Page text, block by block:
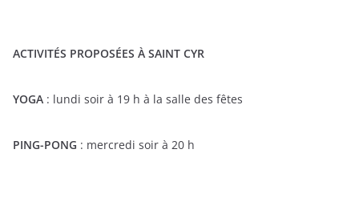
ACTIVITÉS PROPOSÉES À SAINT CYR
YOGA : lundi soir à 19 h à la salle des fêtes
PING-PONG : mercredi soir à 20 h